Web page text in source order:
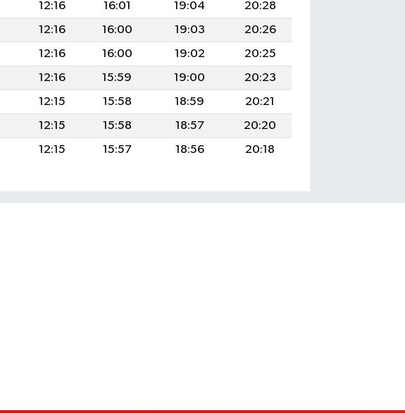
12:16 16:01 19:04
20:28
12:16 16:00 19:03
20:26
12:16 16:00 19:02
20:25
12:16 15:59 19:00
20:23
12:15 15:58 18:59
20:21
12:15 15:58 18:57
20:20
12:15 15:57 18:56 20:18